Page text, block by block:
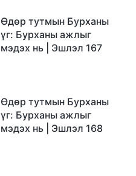
Өдөр тутмын Бурханы
үг: Бурханы ажлыг
мэдэх нь | Эшлэл 167
Өдөр тутмын Бурханы
үг: Бурханы ажлыг
мэдэх нь | Эшлэл 168